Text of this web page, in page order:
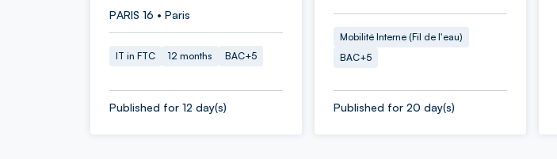
PARIS 16 • Paris
IT in FTC 12 months BAC+5
Published for 12 day(s)
Mobilité Interne (Fil de l'eau)
BAC+5
Published for 20 day(s)